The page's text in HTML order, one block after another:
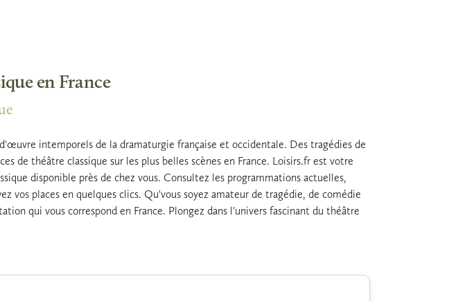
en France
intemporels de la dramaturgie française et occidentale. Des tragédies de
de théâtre classique sur les plus belles scènes en France. Loisirs.fr est votre
disponible près de chez vous. Consultez les programmations actuelles,
vos places en quelques clics. Qu'vous soyez amateur de tragédie, de comédie
qui vous correspond en France. Plongez dans l'univers fascinant du théâtre